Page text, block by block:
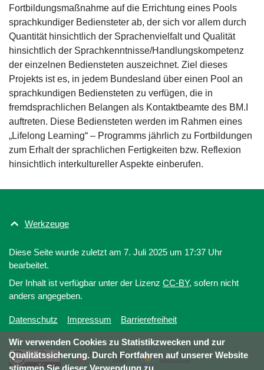
Fortbildungsmaßnahme auf die Errichtung eines Pools
sprachkundiger Bediensteter ab, der sich vor allem durch
Quantität hinsichtlich der Sprachenvielfalt und Qualität
hinsichtlich der Sprachkenntnisse/Handlungskompetenz
der einzelnen Bediensteten auszeichnet. Ziel dieses
Projekts ist es, in jedem Bundesland über einen Pool an
sprachkundigen Bediensteten zu verfügen, die in
fremdsprachlichen Belangen als Kontaktbeamte des BM.I
auftreten. Diese Bediensteten werden im Rahmen eines
„Lifelong Learning“ – Programms jährlich zu Fortbildungen
zum Erhalt der sprachlichen Fertigkeiten bzw. Reflexion
hinsichtlich interkultureller Aspekte einberufen.
Wir verwenden Cookies zu Statistikzwecken und zur
Qualitätssicherung. Durch Fortfahren auf unserer Website
stimmen Sie dieser Verwendung zu.
Werkzeuge
Diese Seite wurde zuletzt am 7. Juli 2025 um 17:37 Uhr
bearbeitet.
Der Inhalt ist verfügbar unter der Lizenz CC-BY, sofern nicht
anders angegeben.
Datenschutz Impressum Barrierefreiheit